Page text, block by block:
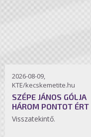
2026-08-09,
KTE/kecskemetite.hu
SZÉPE JÁNOS GÓLJA
HÁROM PONTOT ÉRT
Visszatekintő.